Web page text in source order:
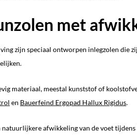
met
zijn speciaal ontworpen inlegzolen die
materiaal, meestal kunststof of
en Bauerfeind Ergopad Hallux Rigidus.
afwikkeling van de voet